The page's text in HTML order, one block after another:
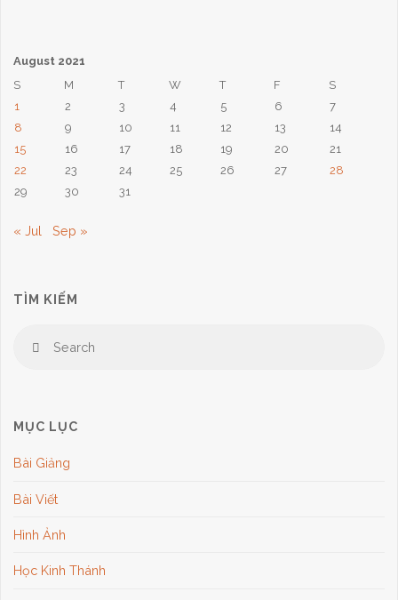
August 2021
S
M T W T F
S
1
2 3 4 5 6
7
8
9 10 11 12 13
14
15
16 17 18 19 20
21
22
23 24 25 26 27
28
29
30 31
« Jul Sep »
TÌM KIẾM
Search
MỤC LỤC
Bài Giảng
Bài Viết
Hình Ảnh
Học Kinh Thánh